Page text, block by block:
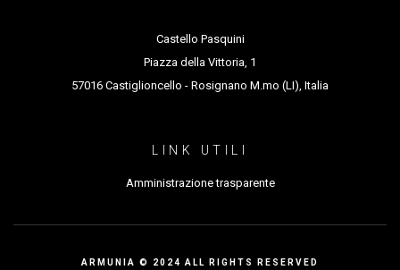
Castello Pasquini
Piazza della Vittoria, 1
57016 Castiglioncello - Rosignano M.mo (LI), Italia
LINK UTILI
Amministrazione trasparente
ARMUNIA © 2024 ALL RIGHTS RESERVED